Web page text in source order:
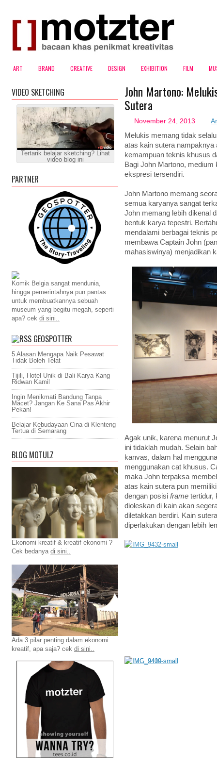
ART BRAND CREATIVE DESIGN EXHIBITION FILM
John Martono:
Sutera
November 24, 2013
Melukis memang tidak
atas kain sutera nampaknya
kemampuan teknis khusus
Bagi John Martono,
ekspresi tersendiri.
John Martono memang
semua karyanya sangat
John memang lebih dikenal
bentuk karya tepestri.
mendalami berbagai teknis
membawa Captain John
mahasiswinya) menjadikan
Agak unik, karena menurut
ini tidaklah mudah. Selain
kanvas, dalam hal
menggunakan cat khusus.
maka John terpaksa
atas kain sutera pun
dengan posisi frame tertidur,
dioleskan di kain akan
diletakkan berdiri. Kain
diperlakukan dengan lebih
VIDEO SKETCHING
Tertarik belajar sketching? Lihat
video blog ini
PARTNER
Komik Belgia sangat mendunia,
hingga pemerintahnya pun pantas
untuk membuatkannya sebuah
museum yang begitu megah, seperti
apa? cek di sini..
GEOSPOTTER
5 Alasan Mengapa Naik Pesawat
Tidak Boleh Telat
Tijili, Hotel Unik di Bali Karya Kang
Ridwan Kamil
Ingin Menikmati Bandung Tanpa
Macet? Jangan Ke Sana Pas Akhir
Pekan!
Belajar Kebudayaan Cina di Klenteng
Tertua di Semarang
BLOG MOTULZ
Ekonomi kreatif & kreatif ekonomi ?
Cek bedanya di sini..
Ada 3 pilar penting dalam ekonomi
kreatif, apa saja? cek di sini..